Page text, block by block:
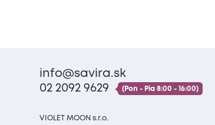
info@savira.sk
02 2092 9629
(Pon - Pia 8:00 - 16:00)
VIOLET MOON s.r.o.